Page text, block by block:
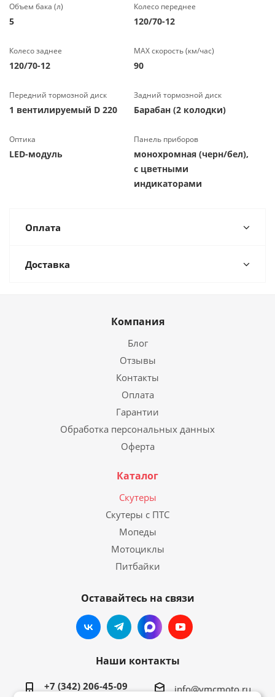
Объем бака (л)
5
Колесо переднее
120/70-12
Колесо заднее
120/70-12
МАХ скорость (км/час)
90
Передний тормозной диск
1 вентилируемый D 220
Задний тормозной диск
Барабан (2 колодки)
Оптика
LED-модуль
Панель приборов
монохромная (черн/бел),
с цветными
индикаторами
Оплата
Доставка
Компания
Блог
Отзывы
Контакты
Оплата
Гарантии
Обработка персональных данных
Оферта
Каталог
Скутеры
Скутеры с ПТС
Мопеды
Мотоциклы
Питбайки
Оставайтесь на связи
Наши контакты
+7 (342) 206-45-09 info@vmcmoto.ru